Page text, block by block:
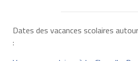
Dates des vacances scolaires
: